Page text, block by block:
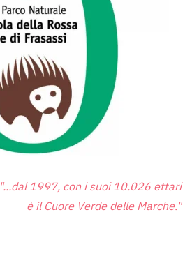
"...dal 1997, con i suoi 10.026 ettari
è il Cuore Verde delle Marche."